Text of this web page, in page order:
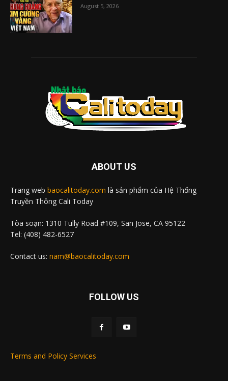
August 5, 2026
ABOUT US
Trang web baocalitoday.com là sản phẩm của Hệ Thống
Truyền Thông Cali Today
Tòa soạn: 1310 Tully Road #109, San Jose, CA 95122
Tel: (408) 482-6527
Contact us: nam@baocalitoday.com
FOLLOW US
Terms and Policy Services